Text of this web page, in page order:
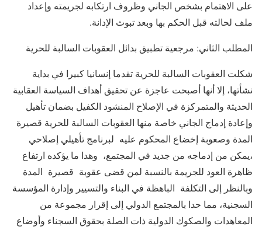
على الاهتمام بشخص الجاني وظروف ارتكابه لجريمته وإعداد
ملف لحالته قبل الحكم بها وبعد تبوث الإدانة.
المطلب الثاني: مرجعية تطبيق بدائل العقوبات السالبة للحرية
شكلت العقوبات السالبة للحرية تقدما إنسانيا كبيرا في بداية
نشأتها، إلا أنها أصبحت عاجزة عن تحقيق أهداف السياسة العقابية
الحديثة والمتمركزة في الإصلاح المنشود الكفيل بضمان تأهيل
وإعادة إدماج الجاني خاصة منها العقوبات السالبة للحرية قصيرة
المدة وصعوبة إخضاع المحكوم عليه لبرنامج تأهيلي إصلاحي
،يمكن من إدماجه من جديد في المجتمع، وهدا ما يؤكده ارتفاع
ظاهرة العود للجريمة بالنسبة لمن قضى عقوبة قصيرة المدة
وبالنظر إلى التكلفة الباهظة في البناء والتسيير وإدارة المؤسسة
السجنية، مما حدا بالمجتمع الدولي إلى إقرار مجموعة من
المعاهدات والصكوك الدولية ذات الصلة بحقوق السجناء وأوضاع